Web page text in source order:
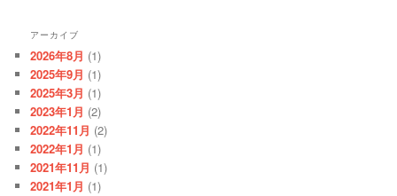
アーカイブ
2026年8月 (1)
2025年9月 (1)
2025年3月 (1)
2023年1月 (2)
2022年11月 (2)
2022年1月 (1)
2021年11月 (1)
2021年1月 (1)